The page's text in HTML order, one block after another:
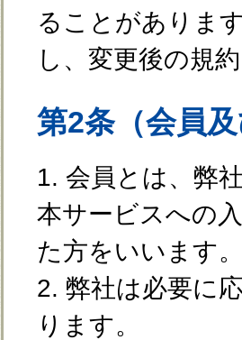
ることがありま
し、変更後の規
第2条（会員
1. 会員とは、弊
本サービスへの
た方をいいます
2. 弊社は必要に
ります。